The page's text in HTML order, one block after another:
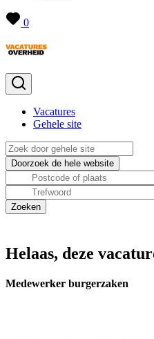
0
Vacatures
Gehele site
Helaas, deze
Medewerker burgerzaken